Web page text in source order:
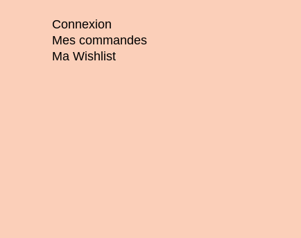
Connexion
Mes commandes
Ma Wishlist